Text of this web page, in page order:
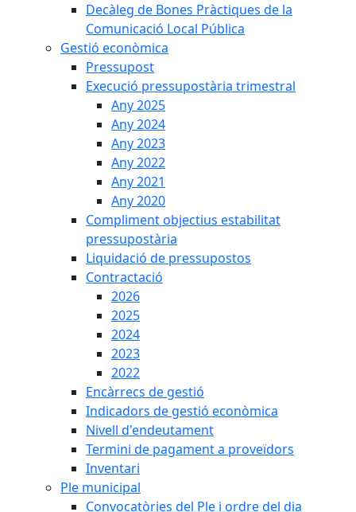
Decàleg de Bones Pràctiques de la
Comunicació Local Pública
Gestió econòmica
Pressupost
Execució pressupostària trimestral
Any 2025
Any 2024
Any 2023
Any 2022
Any 2021
Any 2020
Compliment objectius estabilitat
pressupostària
Liquidació de pressupostos
Contractació
2026
2025
2024
2023
2022
Encàrrecs de gestió
Indicadors de gestió econòmica
Nivell d'endeutament
Termini de pagament a proveïdors
Inventari
Ple municipal
Convocatòries del Ple i ordre del dia